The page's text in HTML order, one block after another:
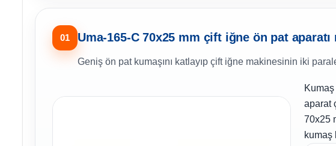
01 Uma-165-C 70x25 mm çift iğne ön pat
Geniş ön pat kumaşını katlayıp çift iğne makinesinin iki
aparat
70x25
kumaş